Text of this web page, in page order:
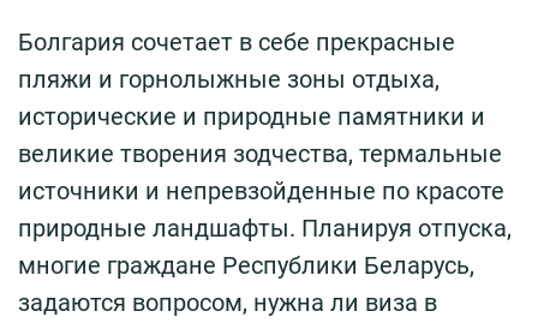
Болгария сочетает в себе прекрасные
пляжи и горнолыжные зоны отдыха,
исторические и природные памятники и
великие творения зодчества, термальные
источники и непревзойденные по красоте
природные ландшафты. Планируя отпуска,
многие граждане Республики Беларусь,
задаются вопросом, нужна ли виза в